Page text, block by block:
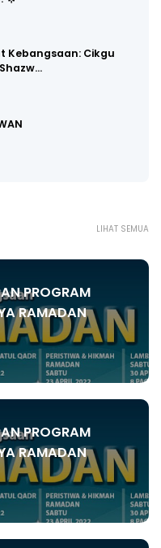
Kebangsaan: Cikgu
LIHAT SEMUA
PROGRAM
RAMADAN
PROGRAM
RAMADAN